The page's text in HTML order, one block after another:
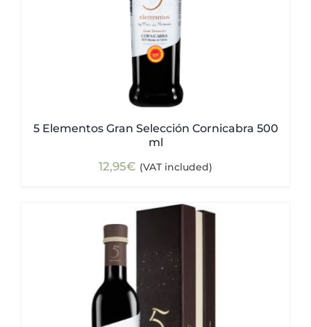
5 Elementos Gran Selección Cornicabra 500
ml
12,95€ (VAT included)